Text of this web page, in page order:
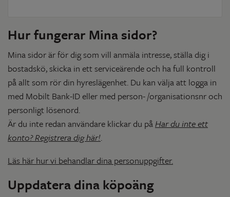
Hur fungerar Mina sidor?
Mina sidor är för dig som vill anmäla intresse, ställa dig i
bostadskö, skicka in ett serviceärende och ha full kontroll
på allt som rör din hyreslägenhet. Du kan välja att logga in
med Mobilt Bank-ID eller med person- /organisationsnr och
personligt lösenord.
Är du inte redan användare klickar du påHar du inte ett
konto? Registrera dig här!.
Läs här hur vi behandlar dina personuppgifter.
Uppdatera dina köpoäng